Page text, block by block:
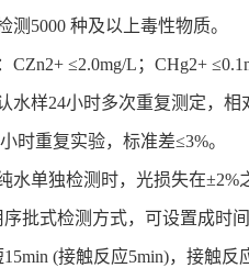
测5000 种及以上毒性物质。
≤2.0mg/L；CHg2+
水样24小时多次重复测定，相
时重复实验，标准差≤3%。
水单独检测时，光损失在±2%
批式检测方式，可设置成时
(接触反应5min)，接触反